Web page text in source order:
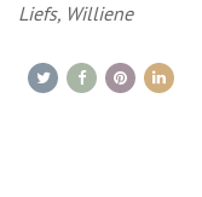
Liefs, Williene